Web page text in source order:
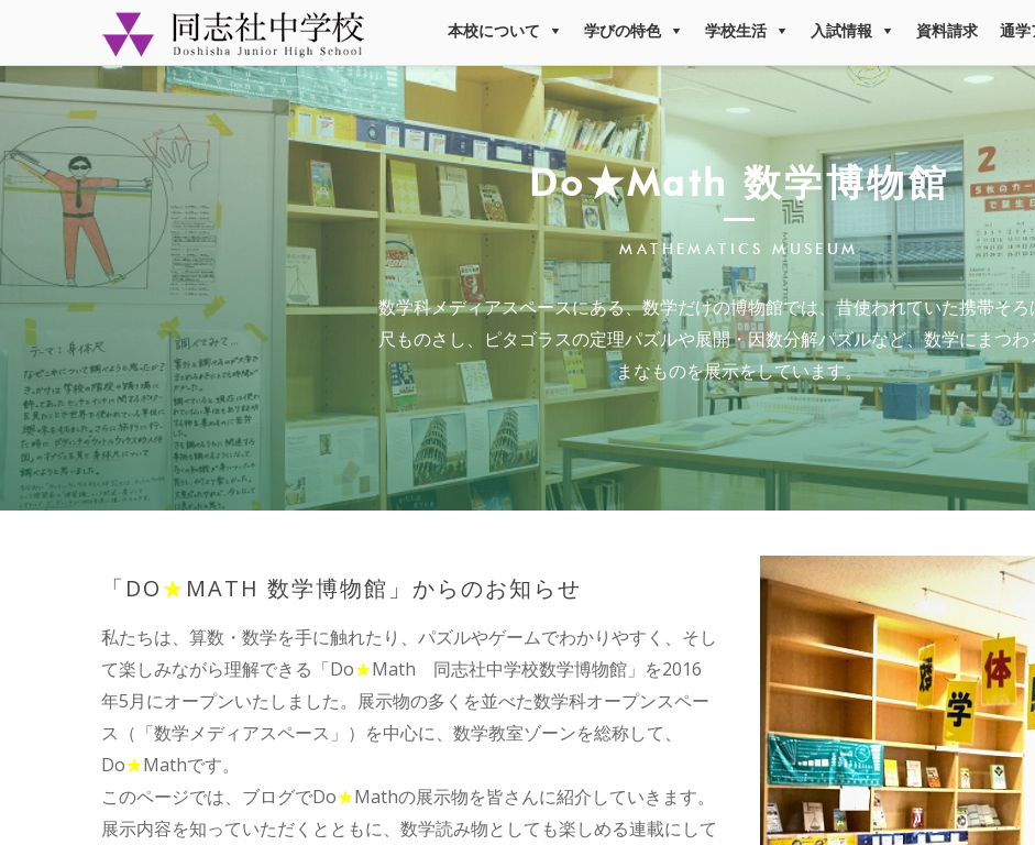
本校について 学びの特色 学校生活 入試情報 資料請求 通学
Do★Math 数学博物館
MATHEMATICS MUSEUM
数学科メディアスペースにある、数学だけの博物館では、昔使われていた携帯そろ
尺ものさし、ピタゴラスの定理パズルや展開・因数分解パズルなど、数学にまつ
まなものを展示をしています。
「DO★MATH 数学博物館」からのお知らせ
私たちは、算数・数学を手に触れたり、パズルやゲームでわかりやすく、そし
て楽しみながら理解できる「Do★Math 同志社中学校数学博物館」を2016
年5月にオープンいたしました。展示物の多くを並べた数学科オープンスペー
ス（「数学メディアスペース」）を中心に、数学教室ゾーンを総称して、
Do★Mathです。
このページでは、ブログでDo★Mathの展示物を皆さんに紹介していきます。
展示内容を知っていただくとともに、数学読み物としても楽しめる連載にして